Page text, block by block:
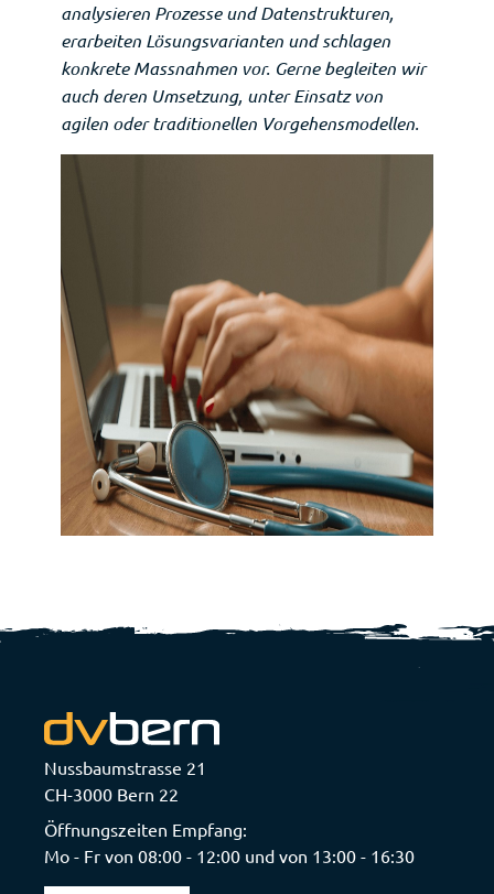
analysieren Prozesse und Datenstrukturen,
erarbeiten Lösungsvarianten und schlagen
konkrete Massnahmen vor. Gerne begleiten wir
auch deren Umsetzung, unter Einsatz von
agilen oder traditionellen Vorgehensmodellen.
Nussbaumstrasse 21
CH-3000 Bern 22
Öffnungszeiten Empfang:
Mo - Fr von 08:00 - 12:00 und von 13:00 - 16:30